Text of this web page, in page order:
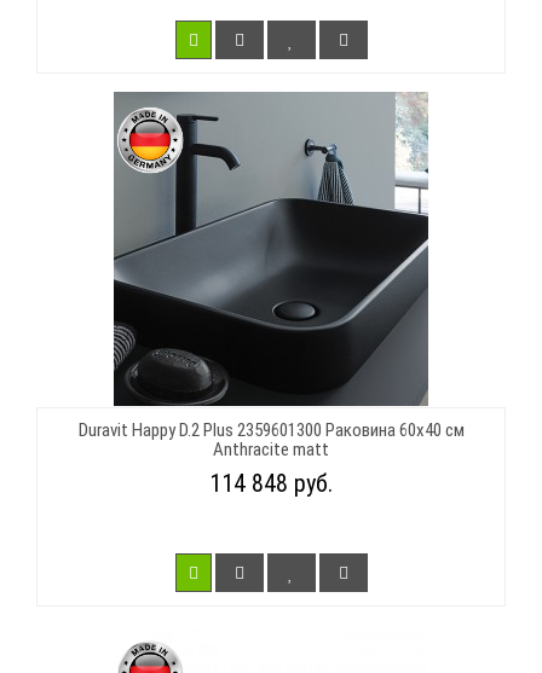
Duravit Happy D.2 Plus 2359601300 Раковина 60х40 см
Anthracite matt
114 848 руб.